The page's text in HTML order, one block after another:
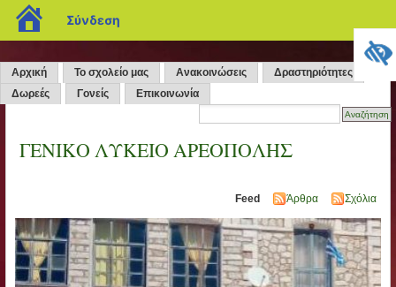
Αρχική Το σχολείο μας Ανακοινώσεις
Δραστηριότητες
Δωρεές
Γονείς Επικοινωνία
ΓΕΝΙΚΟ ΛΥΚΕΙΟ ΑΡΕΟΠΟΛΗΣ
Feed Άρθρα Σχόλια
blogs.sch.gr
Σύνδεση